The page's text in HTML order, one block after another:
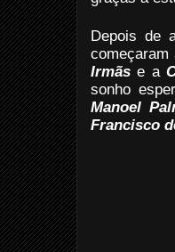
Depois de
Irmãs e a
sonho
Manoel
Francisco